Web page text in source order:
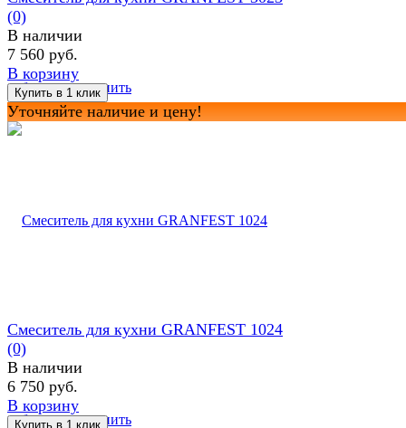
избранное сравнить
(0)
В наличии
7 560 руб.
В корзину
Уточняйте наличие и цену!
избранное сравнить
Смеситель для кухни GRANFEST 1024
(0)
В наличии
6 750 руб.
В корзину